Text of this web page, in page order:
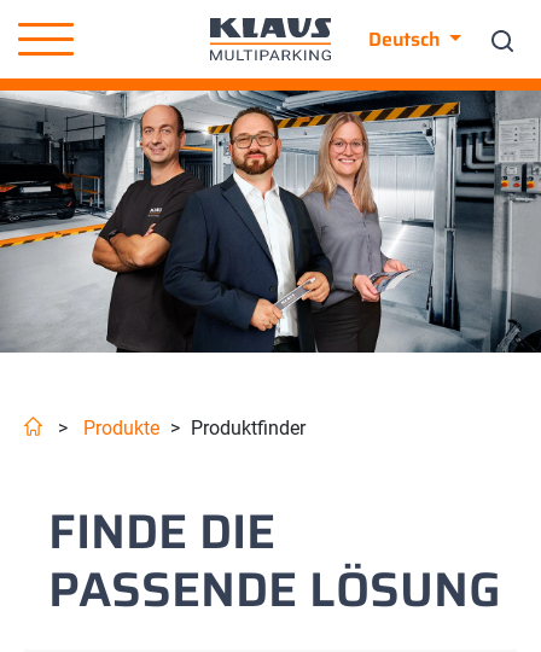
Deutsch
> Produkte > Produktfinder
FINDE DIE
PASSENDE LÖSUNG